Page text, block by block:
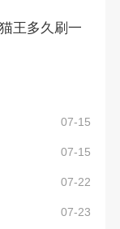
王多久刷一
07-15
07-15
07-22
07-23